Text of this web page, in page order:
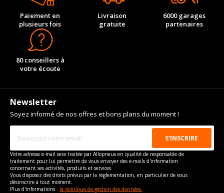
Paiement en
plusieurs fois
Livraison
gratuite
6000 garages
partenaires
80 conseillers à
votre écoute
Newsletter
Soyez informé de nos offres et bons plans du moment !
Votre adresse e-mail sera traitée par Allopneus en qualité de responsable de
traitement pour lui permettre de vous envoyer des e-mails d'information
concernant ses activités, produits et services.
Vous disposez des droits prévus par la règlementation, en particulier de vous
désinscrire à tout moment.
Plus d'informations : la politique de gestion des données.